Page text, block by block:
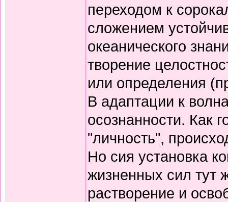
переходом к
сложением
океанического
творение
или определения
В адаптации к
осознанности. Как
"личность",
Но сия установка
жизненных сил тут
растворение и